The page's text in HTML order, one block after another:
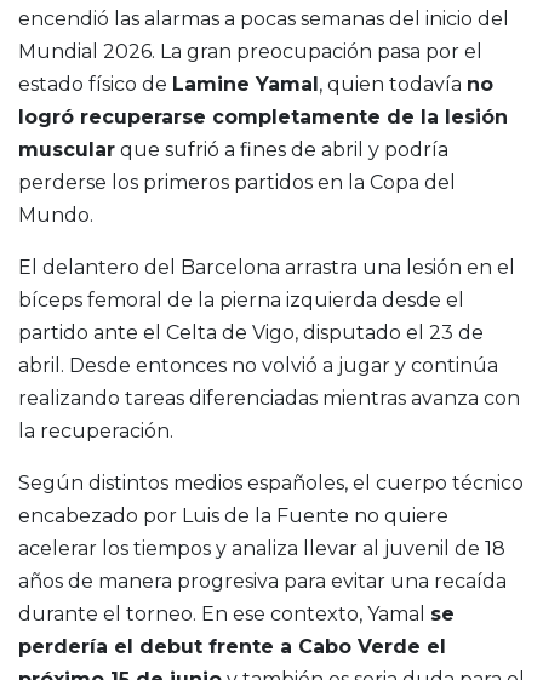
encendió las alarmas a pocas semanas del inicio del
Mundial 2026. La gran preocupación pasa por el
estado físico de Lamine Yamal , quien todavía no
logró recuperarse completamente de la lesión
muscular que sufrió a fines de abril y podría
perderse los primeros partidos en la Copa del
Mundo.
El delantero del Barcelona arrastra una lesión en el
bíceps femoral de la pierna izquierda desde el
partido ante el Celta de Vigo, disputado el 23 de
abril. Desde entonces no volvió a jugar y continúa
realizando tareas diferenciadas mientras avanza con
la recuperación.
Según distintos medios españoles, el cuerpo técnico
encabezado por Luis de la Fuente no quiere
acelerar los tiempos y analiza llevar al juvenil de 18
años de manera progresiva para evitar una recaída
durante el torneo. En ese contexto, Yamal se
perdería el debut frente a Cabo Verde el